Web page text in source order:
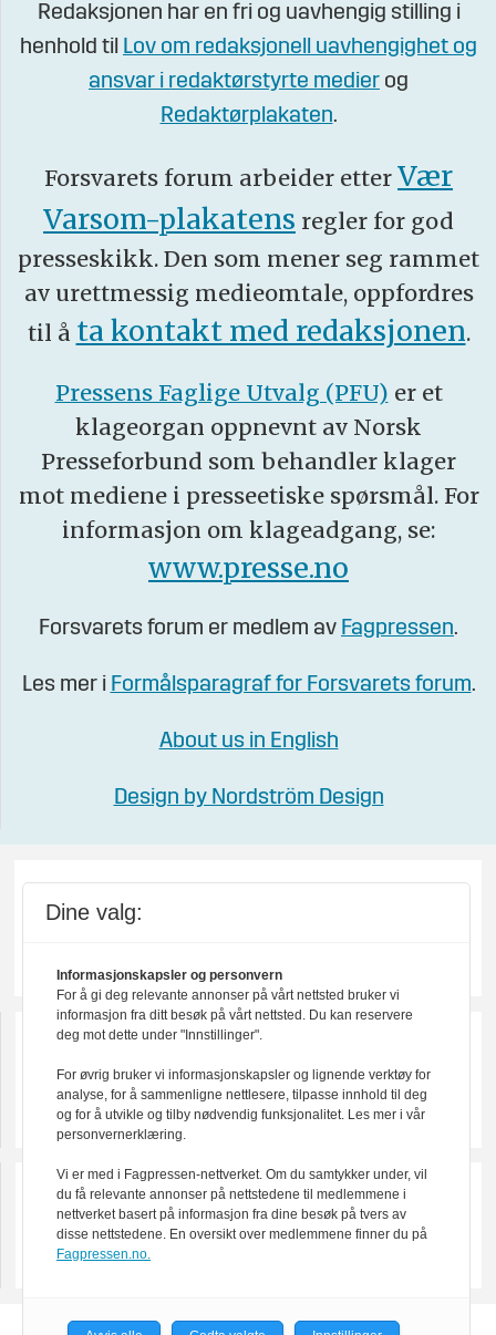
Redaksjonen har en fri og uavhengig stilling i
henhold til Lov om redaksjonell uavhengighet og
ansvar i redaktørstyrte medier og
Redaktørplakaten.
Forsvarets forum arbeider etter Vær
Varsom-plakatens regler for god
presseskikk. Den som mener seg rammet
av urettmessig medieomtale, oppfordres
til å ta kontakt med redaksjonen.
Pressens Faglige Utvalg (PFU) er et
klageorgan oppnevnt av Norsk
Presseforbund som behandler klager
mot mediene i presseetiske spørsmål. For
informasjon om klageadgang, se:
www.presse.no
Forsvarets forum er medlem av Fagpressen.
Les mer i Formålsparagraf for Forsvarets forum.
About us in English
Design by Nordström Design
Dine valg:
Informasjonskapsler og personvern
For å gi deg relevante annonser på vårt nettsted bruker vi
informasjon fra ditt besøk på vårt nettsted. Du kan reservere
deg mot dette under "Innstillinger".
For øvrig bruker vi informasjonskapsler og lignende verktøy for
analyse, for å sammenligne nettlesere, tilpasse innhold til deg
og for å utvikle og tilby nødvendig funksjonalitet. Les mer i vår
personvernerklæring.
Vi er med i Fagpressen-nettverket. Om du samtykker under, vil
du få relevante annonser på nettstedene til medlemmene i
nettverket basert på informasjon fra dine besøk på tvers av
disse nettstedene. En oversikt over medlemmene finner du på
Fagpressen.no.